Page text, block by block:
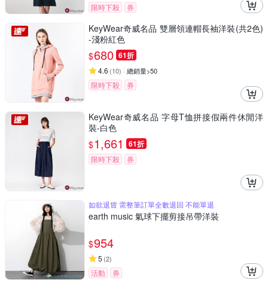
限時下殺 券
KeyWear奇威名品 雙層領連帽長袖洋裝(共2色)
-淺粉紅色
$680 61折
4.6 (10) 總銷量>50
限時下殺 券
KeyWear奇威名品 字母T恤拼接假兩件休閒洋
裝-白色
$1,661 61折
限時下殺 券
如欲退貨 需整筆訂單全數退回 不能單退
earth music 氣球下擺剪接吊帶洋裝
$954
5 (2)
活動 券